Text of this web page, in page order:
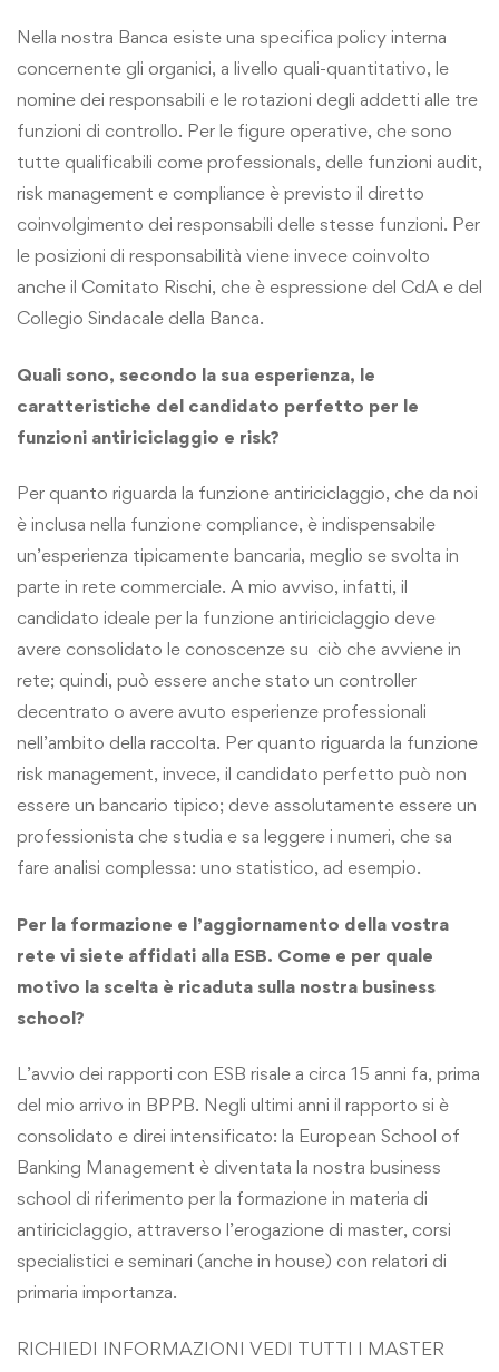
Nella nostra Banca esiste una specifica policy interna
concernente gli organici, a livello quali-quantitativo, le
nomine dei responsabili e le rotazioni degli addetti alle tre
funzioni di controllo. Per le figure operative, che sono
tutte qualificabili come professionals, delle funzioni audit,
risk management e compliance è previsto il diretto
coinvolgimento dei responsabili delle stesse funzioni. Per
le posizioni di responsabilità viene invece coinvolto
anche il Comitato Rischi, che è espressione del CdA e del
Collegio Sindacale della Banca.
Quali sono, secondo la sua esperienza, le
caratteristiche del candidato perfetto per le
funzioni antiriciclaggio e risk?
Per quanto riguarda la funzione antiriciclaggio, che da noi
è inclusa nella funzione compliance, è indispensabile
un’esperienza tipicamente bancaria, meglio se svolta in
parte in rete commerciale. A mio avviso, infatti, il
candidato ideale per la funzione antiriciclaggio deve
avere consolidato le conoscenze su ciò che avviene in
rete; quindi, può essere anche stato un controller
decentrato o avere avuto esperienze professionali
nell’ambito della raccolta. Per quanto riguarda la funzione
risk management, invece, il candidato perfetto può non
essere un bancario tipico; deve assolutamente essere un
professionista che studia e sa leggere i numeri, che sa
fare analisi complessa: uno statistico, ad esempio.
Per la formazione e l’aggiornamento della vostra
rete vi siete affidati alla ESB. Come e per quale
motivo la scelta è ricaduta sulla nostra business
school?
L’avvio dei rapporti con ESB risale a circa 15 anni fa, prima
del mio arrivo in BPPB. Negli ultimi anni il rapporto si è
consolidato e direi intensificato: la European School of
Banking Management è diventata la nostra business
school di riferimento per la formazione in materia di
antiriciclaggio, attraverso l’erogazione di master, corsi
specialistici e seminari (anche in house) con relatori di
primaria importanza.
RICHIEDI INFORMAZIONI VEDI TUTTI I MASTER